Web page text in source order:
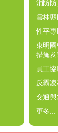
消防防
雲林
性平專
東明
措施及
員工
反霸
交通
更多...